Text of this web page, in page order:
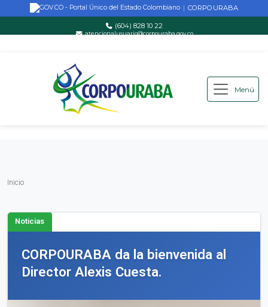
Saltar al contenido principal
| CORPOURABA
(604) 828 10 22
atencionalusuario@corpouraba.gov.co
Menú
Inicio
Noticias
CORPOURABA da la bienvenida al
Director Alexis Cuesta.